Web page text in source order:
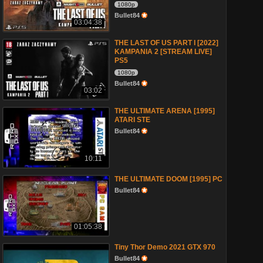
03:04:38
1080p
Bullet84
03:02
THE LAST OF US PART I [2022]
KAMPANIA 2 [STREAM LIVE]
PS5
1080p
Bullet84
10:11
THE ULTIMATE ARENA [1995]
ATARI STE
Bullet84
01:05:38
THE ULTIMATE DOOM [1995] PC
Bullet84
Tiny Thor Demo 2021 GTX 970
Bullet84